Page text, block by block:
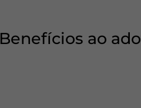
Benefícios ao